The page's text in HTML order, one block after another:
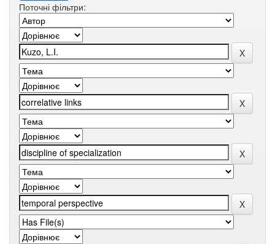
Поточні фільтри: